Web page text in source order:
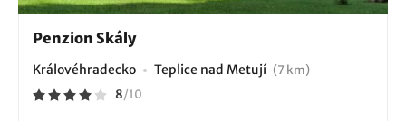
Penzion Skály
Královéhradecko Teplice nad Metují (7 km)
8/10